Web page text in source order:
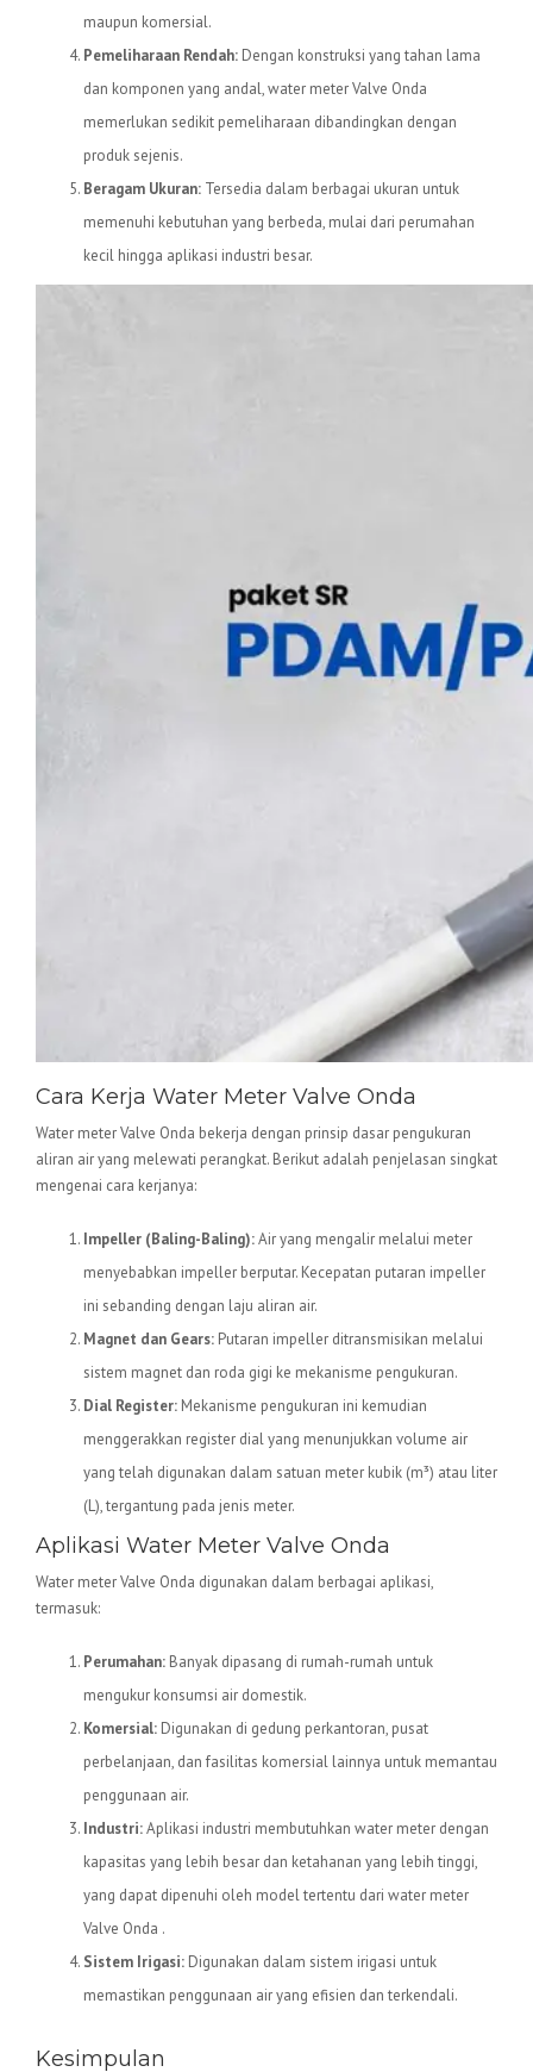
maupun komersial.
Pemeliharaan Rendah: Dengan konstruksi yang tahan lama
dan komponen yang andal, water meter Valve Onda
memerlukan sedikit pemeliharaan dibandingkan dengan
produk sejenis.
Beragam Ukuran: Tersedia dalam berbagai ukuran untuk
memenuhi kebutuhan yang berbeda, mulai dari perumahan
kecil hingga aplikasi industri besar.
Cara Kerja Water Meter Valve Onda
Water meter Valve Onda bekerja dengan prinsip dasar pengukuran
aliran air yang melewati perangkat. Berikut adalah penjelasan singkat
mengenai cara kerjanya:
Impeller (Baling-Baling):Air yang mengalir melalui meter
menyebabkan impeller berputar. Kecepatan putaran impeller
ini sebanding dengan laju aliran air.
Magnet dan Gears: Putaran impeller ditransmisikan melalui
sistem magnet dan roda gigi ke mekanisme pengukuran.
Dial Register: Mekanisme pengukuran ini kemudian
menggerakkan register dial yang menunjukkan volume air
yang telah digunakan dalam satuan meter kubik (m³) atau liter
(L), tergantung pada jenis meter.
Aplikasi Water Meter Valve Onda
Water meter Valve Onda digunakan dalam berbagai aplikasi,
termasuk:
Perumahan: Banyak dipasang di rumah-rumah untuk
mengukur konsumsi air domestik.
Komersial: Digunakan di gedung perkantoran, pusat
perbelanjaan, dan fasilitas komersial lainnya untuk memantau
penggunaan air.
Industri:Aplikasi industri membutuhkan water meter dengan
kapasitas yang lebih besar dan ketahanan yang lebih tinggi,
yang dapat dipenuhi oleh model tertentu dari water meter
Valve Onda .
Sistem Irigasi: Digunakan dalam sistem irigasi untuk
memastikan penggunaan air yang efisien dan terkendali.
Kesimpulan